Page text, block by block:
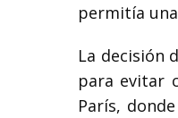
permitía
La decisión
para evitar
París,